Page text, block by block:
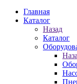
Главная
Каталог
Назад
Каталог